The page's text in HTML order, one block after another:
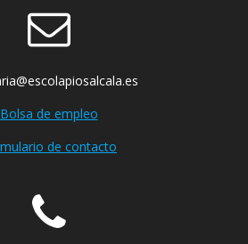
Bolsa de empleo
de contacto